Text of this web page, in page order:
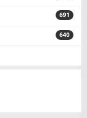
691
640